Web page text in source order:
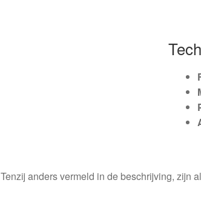
Tenzij anders vermeld in de beschrijving, zijn